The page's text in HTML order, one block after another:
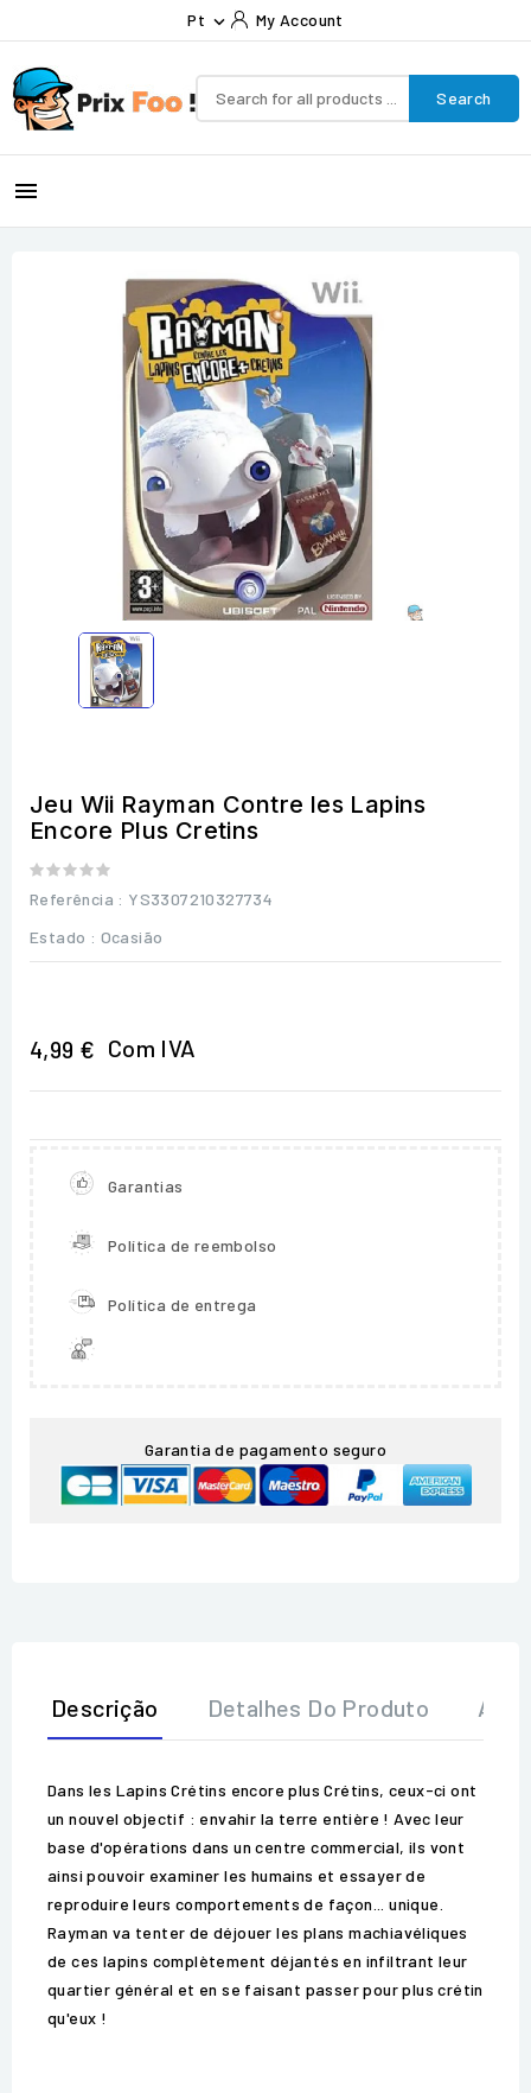
Pt  My Account
Search

Jeu Wii Rayman Contre les Lapins
Encore Plus Cretins
Referência : YS3307210327734
Estado : Ocasião
4,99 € Com IVA
Garantias
Política de reembolso
Política de entrega
Garantia de pagamento seguro
Descrição Detalhes Do Produto
Dans les Lapins Crétins encore plus Crétins, ceux-ci ont
un nouvel objectif : envahir la terre entière ! Avec leur
base d'opérations dans un centre commercial, ils vont
ainsi pouvoir examiner les humains et essayer de
reproduire leurs comportements de façon... unique.
Rayman va tenter de déjouer les plans machiavéliques
de ces lapins complètement déjantés en infiltrant leur
quartier général et en se faisant passer pour plus crétin
qu'eux !